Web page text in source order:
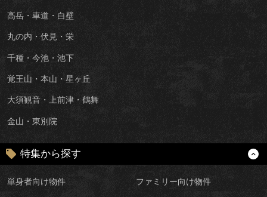
高岳・車道・白壁
丸の内・伏見・栄
千種・今池・池下
覚王山・本山・星ヶ丘
大須観音・上前津・鶴舞
金山・東別院
特集から探す
単身者向け物件 ファミリー向け物件